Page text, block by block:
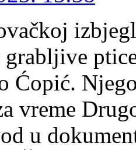
grabljive
Ćopić.
vreme
u